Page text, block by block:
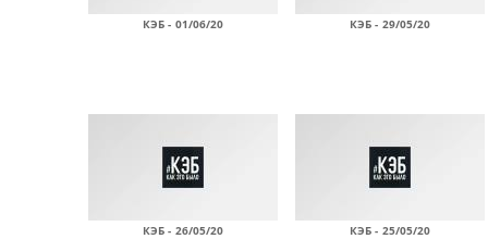
КЭБ - 01/06/20 КЭБ - 29/05/20
КЭБ - 26/05/20 КЭБ - 25/05/20